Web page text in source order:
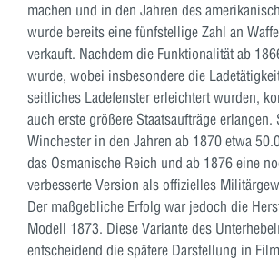
machen und in den Jahren des
wurde bereits eine fünfstellige Zahl an
verkauft. Nachdem die Funktionalität ab
wurde, wobei insbesondere die
seitliches Ladefenster erleichtert wurden,
auch erste größere Staatsaufträge erlangen.
Winchester in den Jahren ab 1870 etwa
das Osmanische Reich und ab 1876 eine
verbesserte Version als offizielles
Der maßgebliche Erfolg war jedoch die
Modell 1873. Diese Variante des
entscheidend die spätere Darstellung in